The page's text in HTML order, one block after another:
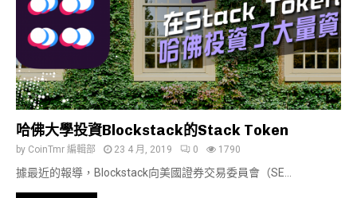
哈佛大學投資Blockstack的Stack Token
by CoinTmr 編輯部 23 4 月, 2019 0 1790
據最近的報導，Blockstack向美國證券交易委員會（SE...